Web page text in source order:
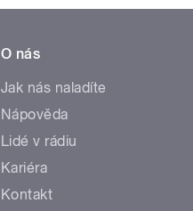
O nás
Jak nás naladíte
Nápověda
Lidé v rádiu
Kariéra
Kontakt